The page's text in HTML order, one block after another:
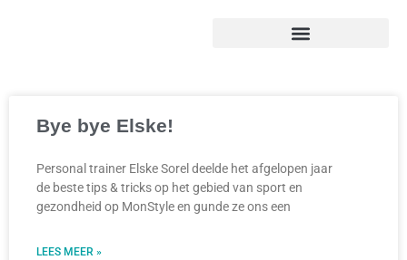
Bye bye Elske!
Personal trainer Elske Sorel deelde het afgelopen jaar
de beste tips & tricks op het gebied van sport en
gezondheid op MonStyle en gunde ze ons een
LEES MEER »